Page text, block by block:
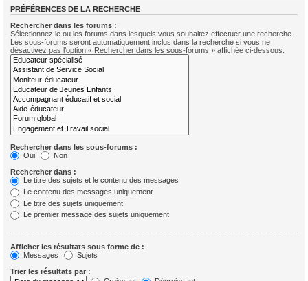
PRÉFÉRENCES DE LA RECHERCHE
Rechercher dans les forums :
Sélectionnez le ou les forums dans lesquels vous souhaitez effectuer une recherche.
Les sous-forums seront automatiquement inclus dans la recherche si vous ne
désactivez pas l’option « Rechercher dans les sous-forums » affichée ci-dessous.
Rechercher dans les sous-forums :
Oui
Non
Rechercher dans :
Le titre des sujets et le contenu des messages
Le contenu des messages uniquement
Le titre des sujets uniquement
Le premier message des sujets uniquement
Afficher les résultats sous forme de :
Messages
Sujets
Trier les résultats par :